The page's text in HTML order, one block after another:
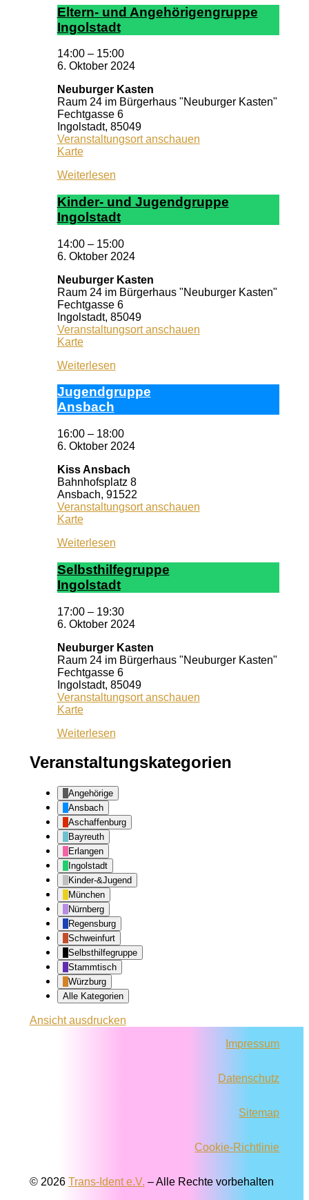
El­tern- und An­ge­hör­ig­en­grup­pe
In­gol­stadt
14:00 – 15:00
6. Oktober 2024
Neuburger Kasten
Raum 24 im Bürgerhaus "Neuburger Kasten"
Fechtgasse 6
Ingolstadt, 85049
Veranstaltungsort anschauen
KarteNeuburger
Weiterlesen
Kin­der- und Ju­gend­grup­pe
In­gol­stadt
14:00 – 15:00
6. Oktober 2024
Neuburger Kasten
Raum 24 im Bürgerhaus "Neuburger Kasten"
Fechtgasse 6
Ingolstadt, 85049
Veranstaltungsort anschauen
KarteNeuburger
Weiterlesen
Ju­gend­grup­pe
Ans­bach
16:00 – 18:00
6. Oktober 2024
Kiss Ansbach
Bahnhofsplatz 8
Ansbach, 91522
Veranstaltungsort anschauen
KarteKiss
Weiterlesen
Selbst­hil­fe­grup­pe
In­gol­stadt
17:00 – 19:30
6. Oktober 2024
Neuburger Kasten
Raum 24 im Bürgerhaus "Neuburger Kasten"
Fechtgasse 6
Ingolstadt, 85049
Veranstaltungsort anschauen
KarteNeuburger
Weiterlesen
Veranstaltungskategorien
Angehörige
Ansbach
Aschaffenburg
Bayreuth
Erlangen
Ingolstadt
Kinder-&Jugend
München
Nürnberg
Regensburg
Schweinfurt
Selbsthilfegruppe
Stammtisch
Würzburg
Alle Kategorien
Ansichtausdrucken
Impressum
Datenschutz
Sitemap
Cookie-Richtlinie
© 2026 Trans-Ident e.V. – Alle Rechte vorbehalten